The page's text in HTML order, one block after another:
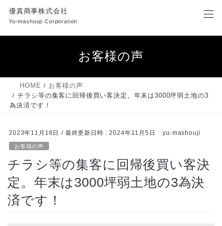
ン
キ
ー
に
優真商事株式会社
Yu-mashouji Corporation
お客様の声
HOME
お客様の声
チラシ等の集客に回帰後買い客決定。年末は3000坪弱土地の3
為決済です！
2023年11月16日 / 最終更新日時 :2024年11月5日 yu-mashouji
お客様の声
チラシ等の集客に回帰後買い客決
定。年末は3000坪弱土地の3為決
済です！